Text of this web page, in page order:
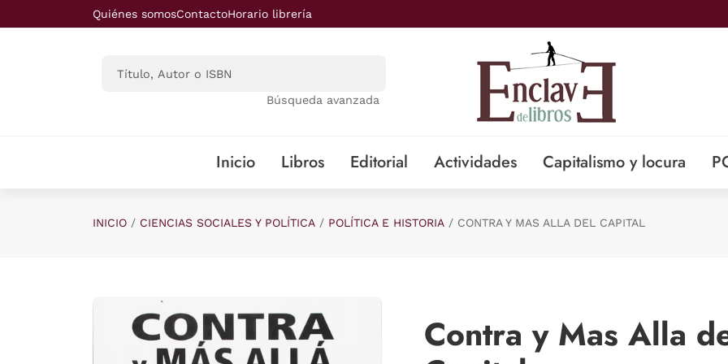
Saltar al contenido principal
Quiénes somosContactoHorario librería
Búsqueda avanzada
Inicio Libros Editorial Actividades Capitalismo y locura
INICIO CIENCIAS SOCIALES Y POLÍTICA POLÍTICA E HISTORIA CONTRA Y MAS ALLA DEL CAPITAL
Contra y Mas Alla